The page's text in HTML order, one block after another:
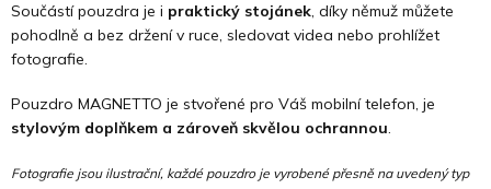
Součástí pouzdra je i praktický stojánek, díky němuž můžete
pohodlně a bez držení v ruce, sledovat videa nebo prohlížet
fotografie.
Pouzdro MAGNETTO je stvořené pro Váš mobilní telefon, je
stylovým doplňkem a zároveň skvělou ochrannou.
Fotografie jsou ilustrační, každé pouzdro je vyrobené přesně na uvedený typ